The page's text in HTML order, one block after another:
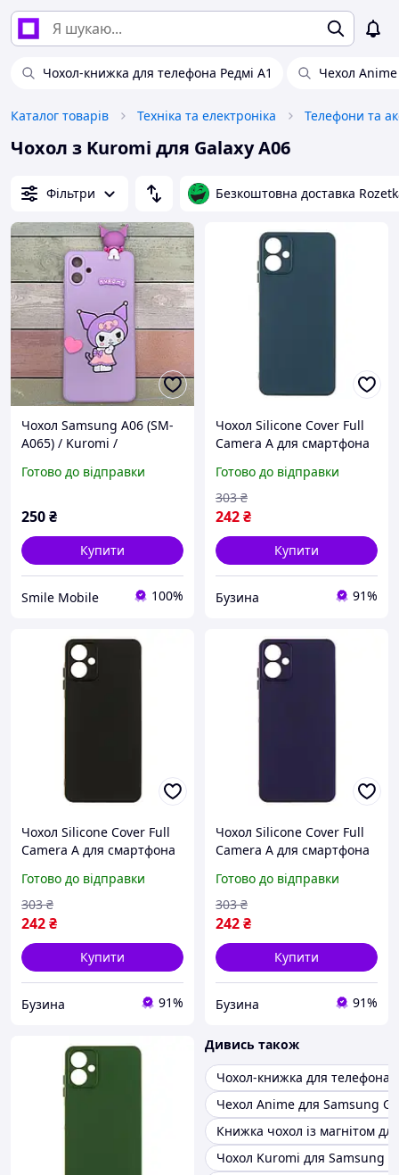
Чохол-книжка для телефона Редмі А1 Чехол
Каталог товарів Техніка та електроніка Телефони та
Чохол з Kuromi для Galaxy A06
Фільтри Безкоштовна доставка
Чохол Samsung A06 (SM-
A065) / Kuromi /
TPU / Дитячий браслет-
Готово до відправки
250₴
Купити
Smile Mobile 100%
Чохол Silicone Cover Full
Camera A для смартфона
колір Dark Blue buzyna
Готово до відправки
242₴
303 ₴
Купити
Бузина 91%
Чохол Silicone Cover Full
Camera A для смартфона
колір Black buzyna
Готово до відправки
242₴
303 ₴
Купити
Бузина 91%
Чохол Silicone Cover Full
Camera A для смартфона
колір Purple buzyna
Готово до відправки
242₴
303 ₴
Купити
Бузина 91%
Дивись також
Чохол-книжка для телефона
Чехол Anime для Samsung
Книжка чохол із магнітом
Чохол Kuromi для Samsung